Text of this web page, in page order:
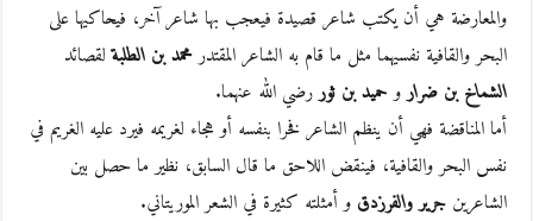
والمعارضة هي أن يكتب شاعر قصيدة فيعجب بها شاعر آخر، فيحاكيها على
البحر والقافية نفسيهما مثل ما قام به الشاعر المقتدرمحمد بن الطلبةلقصائد
الشماخ بن ضراروحميد بن ثوررضي الله عنهما.
أما المناقضة فهي أن ينظم الشاعر فخرا بنفسه أو هجاء لغريمه فيرد عليه الغريم في
نفس البحر والقافية، فينقض اللاحق ما قال السابق، نظير ما حصل بين
الشاعرينجرير والفرزدقو أمثلته كثيرة في الشعر الموريتاني.